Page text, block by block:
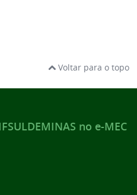
Voltar para o topo
no e-MEC